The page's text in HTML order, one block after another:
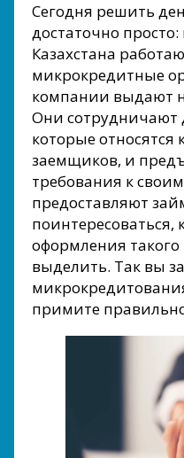
Сегодня решить
достаточно
Казахстана
микрокредитные
компании выдают
Они сотрудничают
которые относятся
заемщиков, и
требования к
предоставляют
оформления
выделить. Так вы
примите